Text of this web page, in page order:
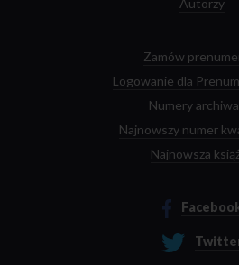
Autorzy
Zamów
Logowanie dla
Numery
Najnowszy numer
Najnowsza